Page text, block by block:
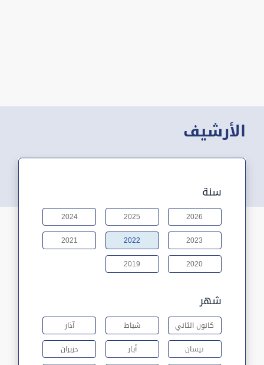
الأرشيف
سنة
2026
2025
2024
2023
2022
2021
2020
2019
شهر
كانون الثاني شباط
آذار
نيسان
أيار
حزيران